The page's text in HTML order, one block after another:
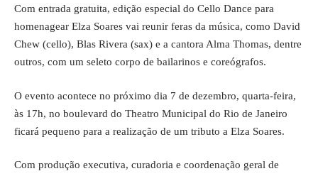
Com entrada gratuita, edição especial do Cello Dance para
homenagear Elza Soares vai reunir feras da música, como David
Chew (cello), Blas Rivera (sax) e a cantora Alma Thomas, dentre
outros, com um seleto corpo de bailarinos e coreógrafos.
O evento acontece no próximo dia 7 de dezembro, quarta-feira,
às 17h, no boulevard do Theatro Municipal do Rio de Janeiro
ficará pequeno para a realização de um tributo a Elza Soares.
Com produção executiva, curadoria e coordenação geral de